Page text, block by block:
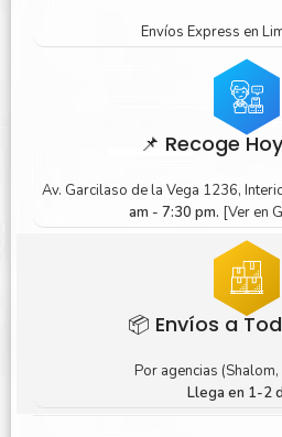
Envíos Express en
📌 Recoge
Av. Garcilaso de la Vega 1236,
am - 7:30 pm. [Ver en
📦 Envíos a
Por agencias (Shalom,
Llega en 1-2